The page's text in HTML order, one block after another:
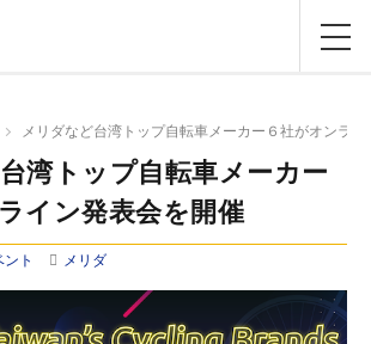
メリダなど台湾トップ自転車メーカー６社がオンラ
湾トップ自転車メーカー
イン発表会を開催
ント メリダ